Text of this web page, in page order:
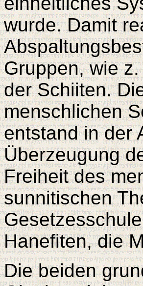
wurde. Damit
Gruppen, wie
der Schiiten.
menschlichen
entstand in der
Überzeugung
Freiheit des
sunnitischen
Hanefiten, die
Die beiden